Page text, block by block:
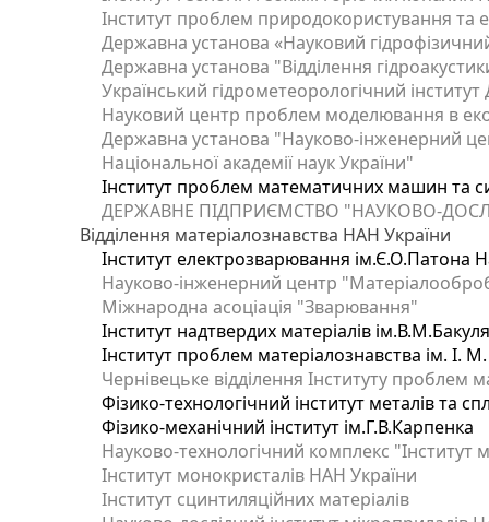
Інститут проблем природокористування та
Державна установа «Науковий
Державна установа "Відділення
Український гідрометеорологічний
Науковий центр проблем моделювання в
Державна установа "Науково-інженерний
Національної академії наук України"
Інститут проблем математичних машин та
ДЕРЖАВНЕ ПІДПРИЄМСТВО "НАУКОВО-
Відділення матеріалознавства НАН України
Інститут електрозварювання ім.Є.О.Патона
Науково-інженерний центр
Міжнародна асоціація "Зварювання"
Інститут надтвердих матеріалів
Інститут проблем матеріалознавства ім. І.
Чернівецьке відділення Інституту проблем
Фізико-технологічний інститут металів та
Фізико-механічний інститут ім.Г.В.Карпенка
Науково-технологічний комплекс "Інститут
Інститут монокристалів НАН України
Інститут сцинтиляційних матеріалів